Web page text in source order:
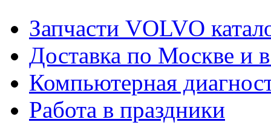
Запчасти VOLVO
Доставка по Москве и
Компьютерная
Работа в праздники